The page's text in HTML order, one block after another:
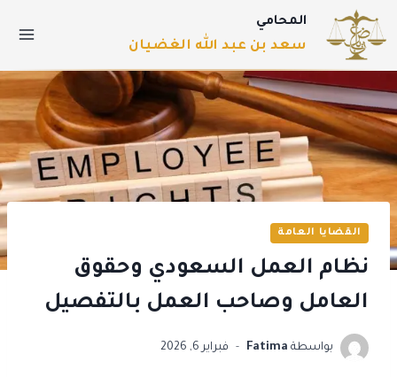
المحامي
سعد بن عبد الله الغضيان
القضايا العامة
نظام العمل السعودي وحقوق
العامل وصاحب العمل بالتفصيل
بواسطة Fatima فبراير 6, 2026